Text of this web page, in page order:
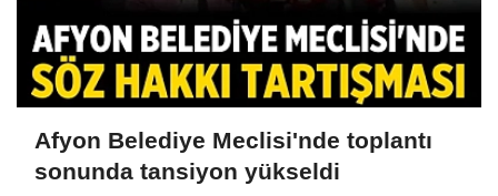
Afyon Belediye Meclisi'nde toplantı
sonunda tansiyon yükseldi